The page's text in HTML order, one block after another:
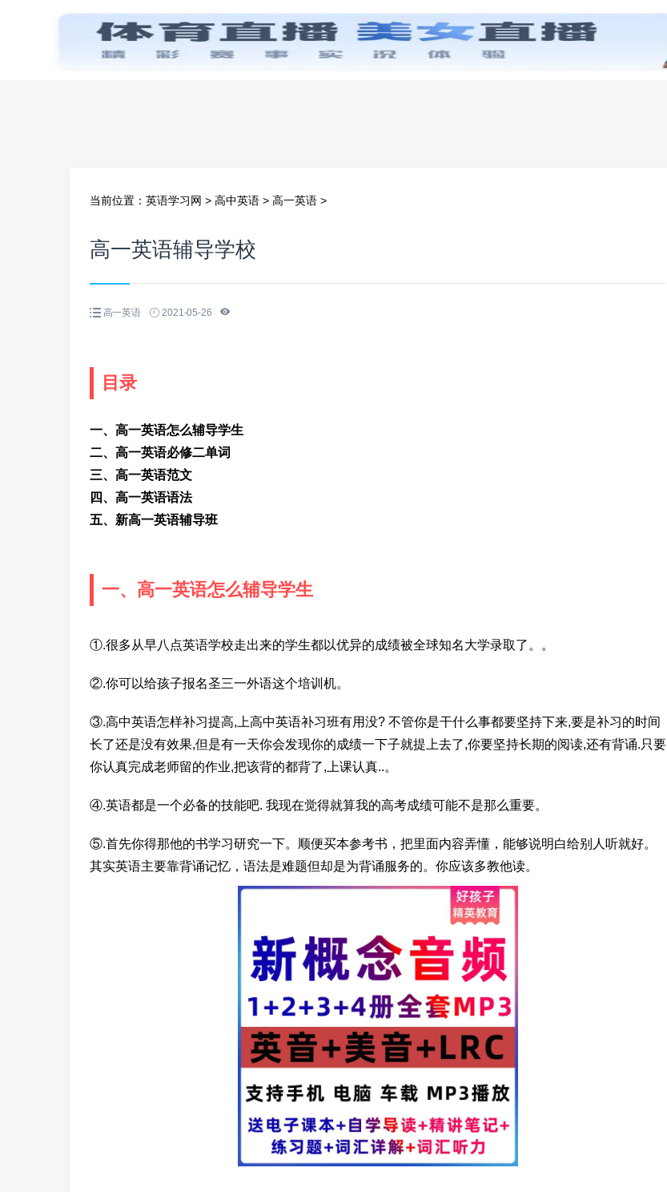
首页 零基础学英语 小学英语 初中英语
当前位置： 英语学习网 > 高中英语 > 高一英语 >
高一英语辅导学校
高一英语 2021-05-26
目录
一、高一英语怎么辅导学生
二、高一英语必修二单词
三、高一英语范文
四、高一英语语法
五、新高一英语辅导班
一、高一英语怎么辅导学生
①.很多从早八点英语学校走出来的学生都以优异的成绩被全球知名大学录取了。。
②.你可以给孩子报名圣三一外语这个培训机。
③.高中英语怎样补习提高,上高中英语补习班有用没? 不管你是干什么事都要坚持下来,要是补习的时间
长了还是没有效果,但是有一天你会发现你的成绩一下子就提上去了,你要坚持长期的阅读,还有背诵.只要
你认真完成老师留的作业,把该背的都背了,上课认真..。
④.英语都是一个必备的技能吧. 我现在觉得就算我的高考成绩可能不是那么重要。
⑤.首先你得那他的书学习研究一下。顺便买本参考书，把里面内容弄懂，能够说明白给别人听就好。
其实英语主要靠背诵记忆，语法是难题但却是为背诵服务的。你应该多教他读。